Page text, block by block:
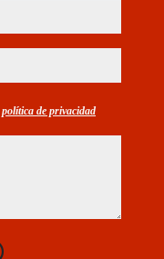
política de privacidad